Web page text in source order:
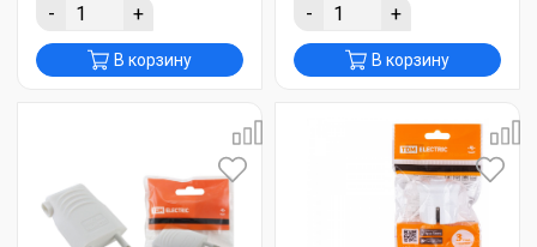
- +
В корзину
- +
В корзину